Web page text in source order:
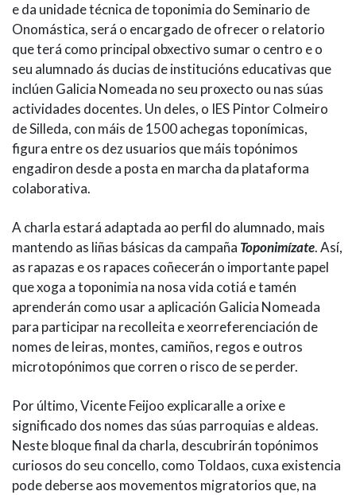
e da unidade técnica de toponimia do Seminario de
Onomástica, será o encargado de ofrecer o relatorio
que terá como principal obxectivo sumar o centro e o
seu alumnado ás ducias de institucións educativas que
inclúen Galicia Nomeada no seu proxecto ou nas súas
actividades docentes. Un deles, o IES Pintor Colmeiro
de Silleda, con máis de 1500 achegas toponímicas,
figura entre os dez usuarios que máis topónimos
engadiron desde a posta en marcha da plataforma
colaborativa.
A charla estará adaptada ao perfil do alumnado, mais
mantendo as liñas básicas da campaña Toponimízate. Así,
as rapazas e os rapaces coñecerán o importante papel
que xoga a toponimia na nosa vida cotiá e tamén
aprenderán como usar a aplicación Galicia Nomeada
para participar na recolleita e xeorreferenciación de
nomes de leiras, montes, camiños, regos e outros
microtopónimos que corren o risco de se perder.
Por último, Vicente Feijoo explicaralle a orixe e
significado dos nomes das súas parroquias e aldeas.
Neste bloque final da charla, descubrirán topónimos
curiosos do seu concello, como Toldaos, cuxa existencia
pode deberse aos movementos migratorios que, na